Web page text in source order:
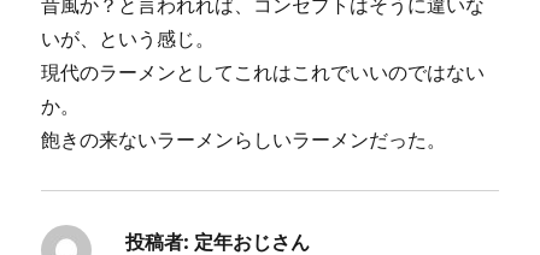
いが、という感じ。
現代のラーメンとしてこれはこれでいいのではない
か。
飽きの来ないラーメンらしいラーメンだった。
投稿者: 定年おじさん